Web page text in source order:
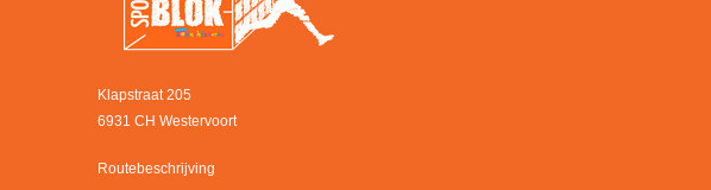
Klapstraat 205
6931 CH Westervoort
Routebeschrijving